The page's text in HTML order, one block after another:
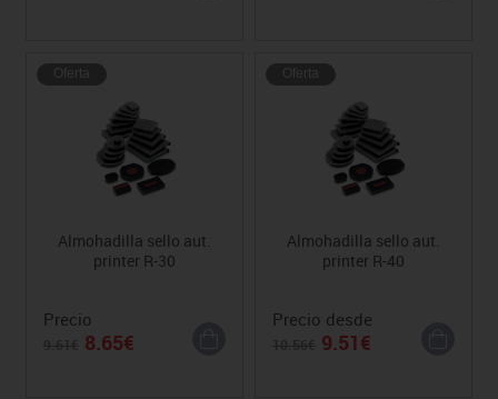
Oferta
Almohadilla sello aut.
printer R-30
Precio
8.65€
Oferta
Almohadilla sello aut.
printer R-40
Precio desde
9.51€